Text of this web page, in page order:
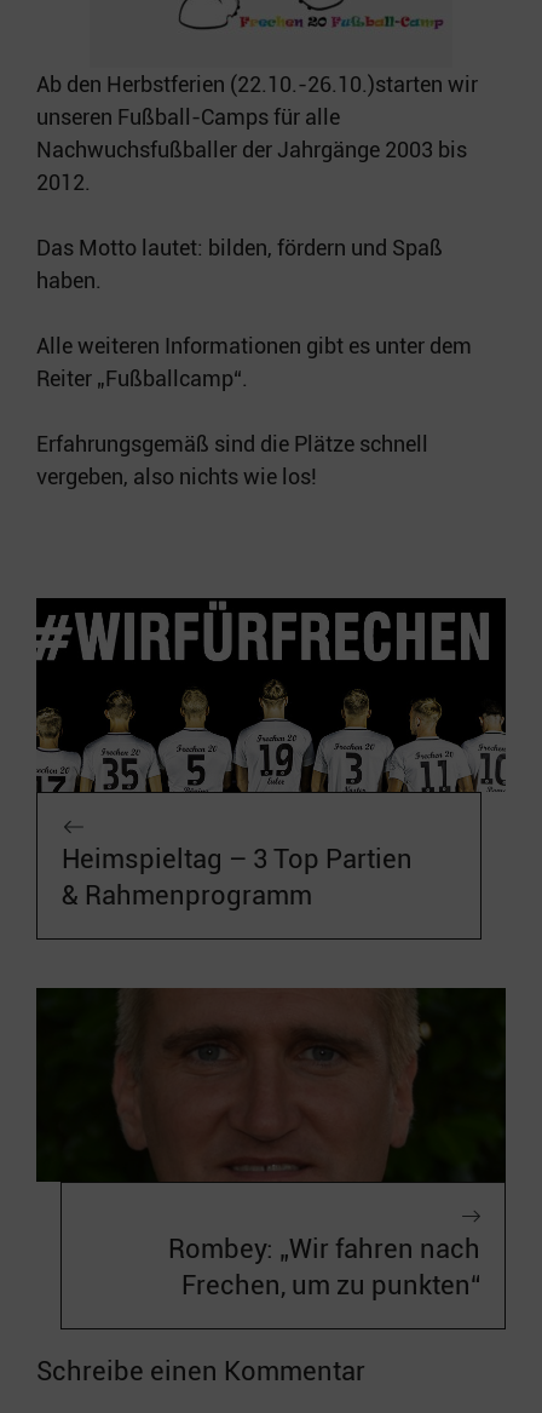
Ab den Herbstferien (22.10.-26.10.)starten wir
unseren Fußball-Camps für alle
Nachwuchsfußballer der Jahrgänge 2003 bis
2012.
Das Motto lautet: bilden, fördern und Spaß
haben.
Alle weiteren Informationen gibt es unter dem
Reiter „Fußballcamp“.
Erfahrungsgemäß sind die Plätze schnell
vergeben, also nichts wie los!
Heimspieltag – 3 Top Partien
& Rahmenprogramm
Rombey: „Wir fahren nach
Frechen, um zu punkten“
Schreibe einen Kommentar